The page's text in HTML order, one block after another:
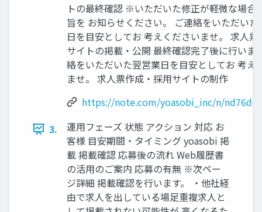
トの最終確認 ※いただいた修正が軽微な場合
旨を お知らせください。 ご連絡をいただいた
日を目安としてお 考えくださいませ。 求人票
サイトの掲載・公開 最終確認完了後に行いま
絡をいただいた翌営業日を目安としてお 考え
ませ。 求人票作成・採用サイトの制作
https://note.com/yoasobi_inc/n/
3.
運⽤フェーズ 状態 アクション 対応 お
客様 ⽬安期間‧タイミング yoasobi 掲
載 掲載確認 応募後の流れ Web履歴書
の活⽤のご案内 応募の有無 ※次ペー
ジ詳細 掲載確認を⾏います。 ‧他社経
由で求⼈を出している場⾜重複求⼈と